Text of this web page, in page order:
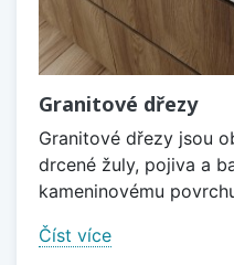
Granitové dřezy
Granitové dřezy jsou
drcené žuly, pojiva a
kameninovému
Číst více